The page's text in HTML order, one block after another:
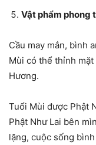
Vật phẩm phong
Cầu may mắn, bình
Mùi có thể thỉnh mặt
Hương.
Tuổi Mùi được Phật
Phật Như Lai bên
lặng, cuộc sống